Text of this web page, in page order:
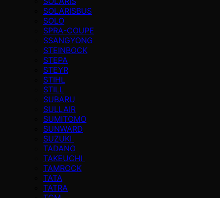
SOLARISBUS
SOLO
SPRA-COUPE
SSANGYONG
STEINBOCK
STEPA
STEYR
STIHL
STILL
SUBARU
SULLAIR
SUMITOMO
SUNWARD
SUZUKI
TADANO
TAKEUCHI
TAMROCK
TATA
TATRA